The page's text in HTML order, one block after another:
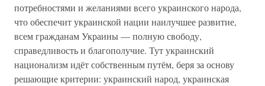
потребностями и желаниями всего украинского народа,
что обеспечит украинской нации наилучшее развитие,
всем гражданам Украины — полную свободу,
справедливость и благополучие. Тут украинский
национализм идёт собственным путём, беря за основу
решающие критерии: украинский народ, украинская